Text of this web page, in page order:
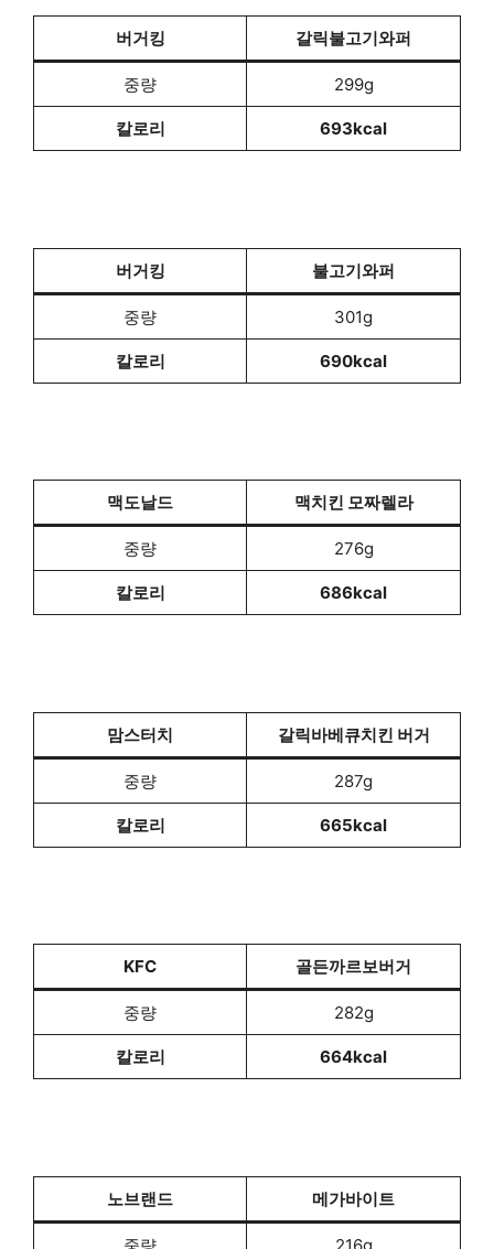
버거킹 갈릭불고기와퍼
중량 299g
칼로리 693kcal
버거킹 불고기와퍼
중량 301g
칼로리 690kcal
맥도날드 맥치킨 모짜렐라
중량 276g
칼로리 686kcal
맘스터치 갈릭바베큐치킨 버거
중량 287g
칼로리 665kcal
KFC 골든까르보버거
중량 282g
칼로리 664kcal
노브랜드 메가바이트
중량 216g